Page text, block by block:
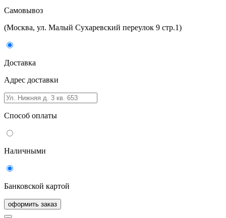
Самовывоз
(Москва, ул. Малый Сухаревский переулок 9 стр.1)
Доставка
Адрес доставки
Способ оплаты
Наличными
Банковской картой
оформить заказ